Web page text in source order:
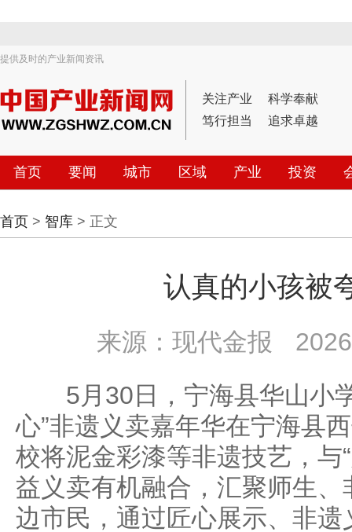
提供及时的产业新闻资讯
关注产业
科学奉献
笃行担当
追求卓越
首页 要闻 城市 区域 产业 投资
首页 > 智库 > 正文
认真的小孩被
来源：现代金报
5月30日，宁海县华山小学
心”非遗义卖嘉年华在宁海县
校将泥金彩漆等非遗技艺，与
益义卖有机融合，汇聚师生
边市民，通过匠心展示、非